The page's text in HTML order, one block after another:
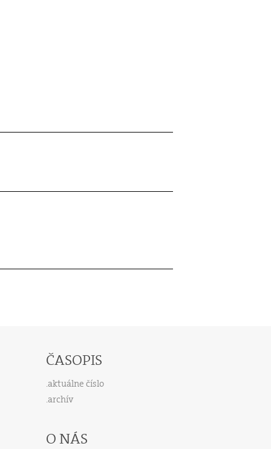
ČASOPIS
aktuálne číslo
archív
O NÁS